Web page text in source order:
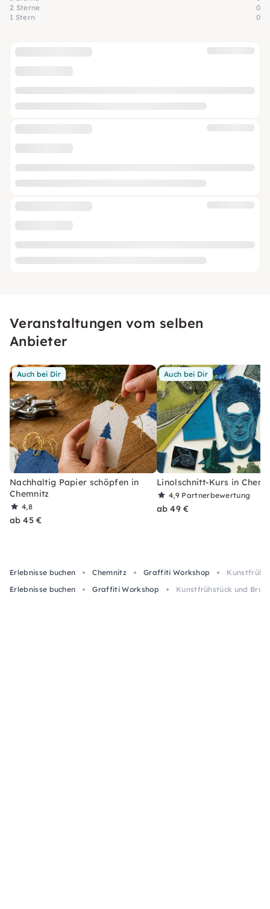
2 Sterne
0
1 Stern
0
Veranstaltungen vom selben
Anbieter
Auch bei Dir
Nachhaltig Papier schöpfen in
Chemnitz
4,8
ab 45 €
Auch bei Dir
Linolschnitt-Kurs in
4,9 Partnerbewertung
ab 49 €
Erlebnisse buchen Chemnitz Graffiti Workshop
Erlebnisse buchen
Graffiti Workshop Kunstfrühstück und